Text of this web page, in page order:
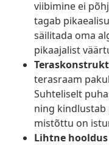
viibimine ei
tagab
säilitada oma
pikaajalist
terasraam
Suhteliselt
ning kindlustab
mistõttu on
Lihtne hooldus